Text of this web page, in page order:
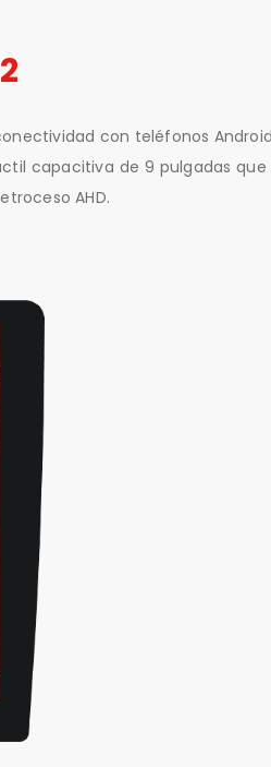
con teléfonos
capacitiva de 9 pulgadas
AHD.